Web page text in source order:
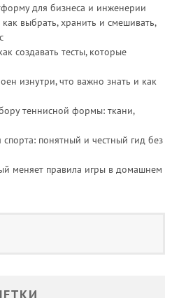
для бизнеса и инженерии
выбрать, хранить и смешивать,
создавать тесты, которые
изнутри, что важно знать и как
теннисной формы: ткани,
понятный и честный гид без
меняет правила игры в домашнем